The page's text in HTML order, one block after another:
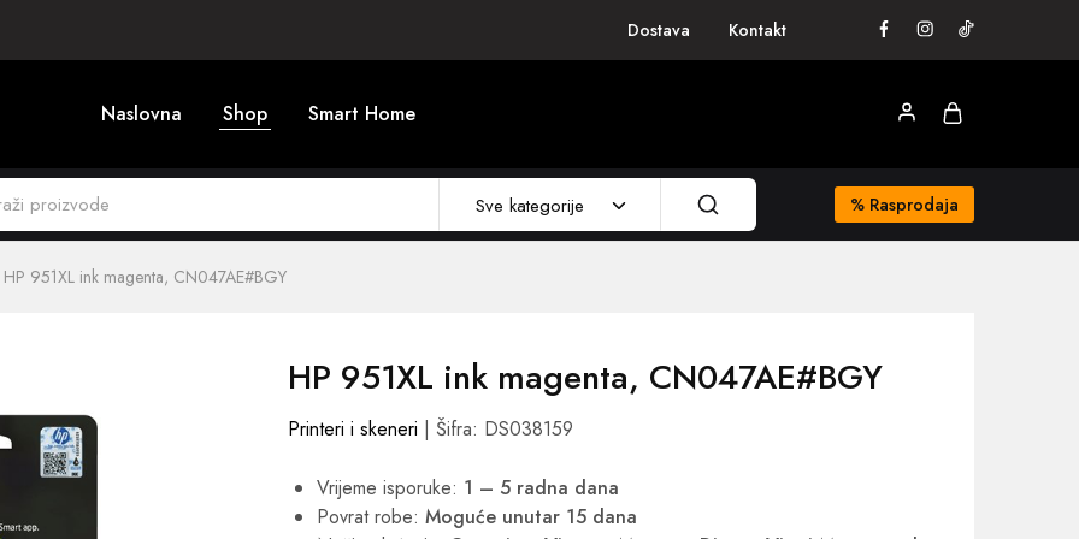
Dostava Kontakt
Naslovna Shop Smart Home
Sve kategorije % Rasprodaja
HP 951XL ink magenta, CN047AE#BGY
HP 951XL ink magenta, CN047AE#BGY
Printeri i skeneri | Šifra: DS038159
Vrijeme isporuke: 1 – 5 radna dana
Povrat robe:Moguće unutar 15 dana